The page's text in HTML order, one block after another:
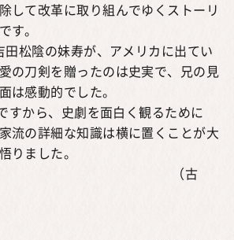
して改革に取り組んでゆくストーリ
す。
田松陰の妹寿が、アメリカに出てい
の刀剣を贈ったのは史実で、兄の見
は感動的でした。
すから、史劇を面白く観るために
流の詳細な知識は横に置くことが大
りました。
古